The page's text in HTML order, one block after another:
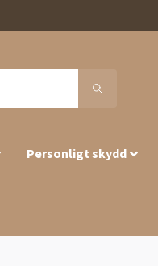
Personligt skydd